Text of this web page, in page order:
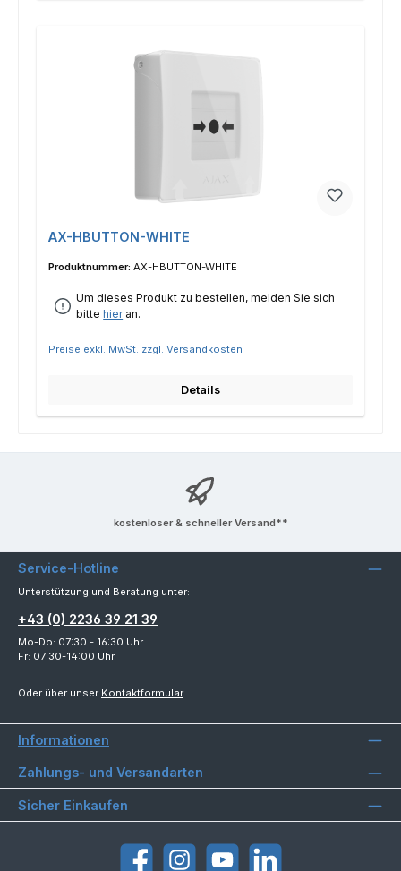
AX-HBUTTON-WHITE
Produktnummer: AX-HBUTTON-WHITE
Um dieses Produkt zu bestellen, melden Sie sich
bittehieran.
Preise exkl. MwSt. zzgl. Versandkosten
Details
kostenloser & schneller Versand**
Service-Hotline
Unterstützung und Beratung unter:
+43 (0) 2236 39 21 39
Mo-Do: 07:30 - 16:30 Uhr
Fr: 07:30-14:00 Uhr
Oder über unser Kontaktformular.
Informationen
Zahlungs- und Versandarten
Sicher Einkaufen